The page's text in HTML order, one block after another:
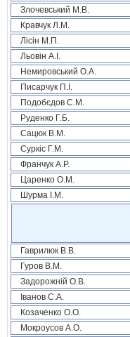
Злочевський М.В.
Кравчук Л.М.
Лісін М.П.
Льовін А.І.
Немировський О.А.
Писарчук П.І.
Подобєдов С.М.
Руденко Г.Б.
Сацюк В.М.
Суркіс Г.М.
Франчук А.Р.
Царенко О.М.
Шурма І.М.
Гаврилюк В.В.
Гуров В.М.
Задорожній О.В.
Іванов С.А.
Козаченко О.О.
Мокроусов А.О.